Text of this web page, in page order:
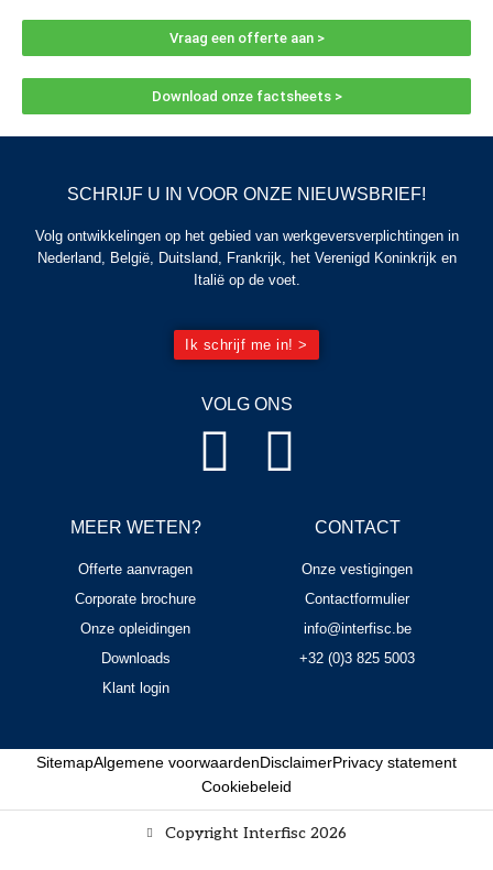
Vraag een offerte aan >
Download onze factsheets >
CONTACT
Onze vestigingen
Contactformulier
info@interfisc.be
+32 (0)3 825 5003
MEER WETEN?
Offerte aanvragen
Corporate brochure
Onze opleidingen
Downloads
Klant login
VOLG ONS
SCHRIJF U IN VOOR ONZE NIEUWSBRIEF!
Volg ontwikkelingen op het gebied van werkgeversverplichtingen in
Nederland, België, Duitsland, Frankrijk, het Verenigd Koninkrijk en
Italië op de voet.
Ik schrijf me in! >
Copyright Interfisc 2026
SitemapAlgemene voorwaardenDisclaimerPrivacy statement
Cookiebeleid